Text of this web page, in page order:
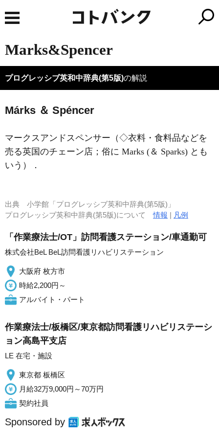
Marks&Spencer
プログレッシブ英和中辞典(第5版)の解説
Márks ＆ Spéncer
マークスアンドスペンサー（◇衣料・食料品などを
売る英国のチェーン店；俗に Marks (＆ Sparks) とも
いう）
．
出典 小学館「プログレッシブ英和中辞典(第5版)」
プログレッシブ英和中辞典(第5版)について情報 | 凡例
「作業療法士/OT」訪問看護ステーション/車通勤可
株式会社BeL BeL訪問看護リハビリステーション
大阪府 枚方市
時給2,200円～
アルバイト・パート
作業療法士/板橋区/東京都訪問看護リハビリステーシ
ョン高島平支店
LE 在宅・施設
東京都 板橋区
月給32万9,000円～70万円
契約社員
Sponsored by